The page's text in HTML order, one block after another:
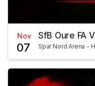
Nov
07
SfB Oure FA
Spar Nord Arena -